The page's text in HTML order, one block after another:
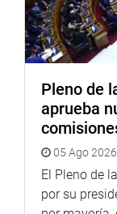
Pleno de
aprueba
05 Ago
El Pleno de
por su